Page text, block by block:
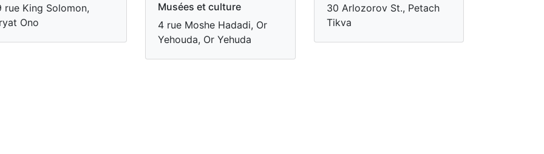
rue King Solomon,
Ono
Musées et culture
4 rue Moshe Hadadi, Or
Yehouda, Or Yehuda
30 Arlozorov St., Petach
Tikva